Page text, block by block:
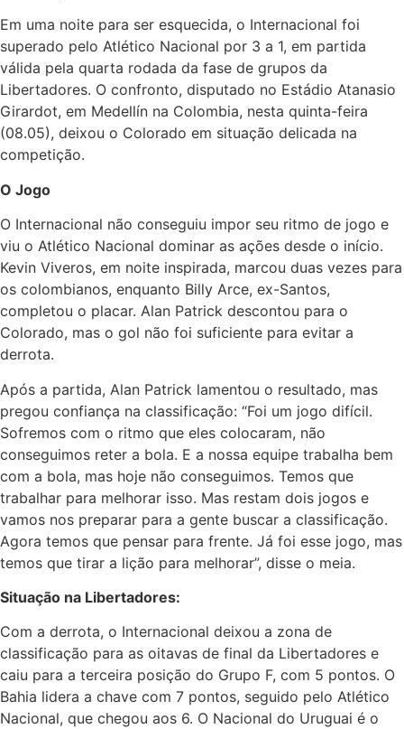
Em uma noite para ser esquecida, o Internacional foi
superado pelo Atlético Nacional por 3 a 1, em partida
válida pela quarta rodada da fase de grupos da
Libertadores. O confronto, disputado no Estádio Atanasio
Girardot, em Medellín na Colombia, nesta quinta-feira
(08.05), deixou o Colorado em situação delicada na
competição.
O Jogo
O Internacional não conseguiu impor seu ritmo de jogo e
viu o Atlético Nacional dominar as ações desde o início.
Kevin Viveros, em noite inspirada, marcou duas vezes para
os colombianos, enquanto Billy Arce, ex-Santos,
completou o placar. Alan Patrick descontou para o
Colorado, mas o gol não foi suficiente para evitar a
derrota.
Após a partida, Alan Patrick lamentou o resultado, mas
pregou confiança na classificação: “Foi um jogo difícil.
Sofremos com o ritmo que eles colocaram, não
conseguimos reter a bola. E a nossa equipe trabalha bem
com a bola, mas hoje não conseguimos. Temos que
trabalhar para melhorar isso. Mas restam dois jogos e
vamos nos preparar para a gente buscar a classificação.
Agora temos que pensar para frente. Já foi esse jogo, mas
temos que tirar a lição para melhorar”, disse o meia.
Situação na Libertadores:
Com a derrota, o Internacional deixou a zona de
classificação para as oitavas de final da Libertadores e
caiu para a terceira posição do Grupo F, com 5 pontos. O
Bahia lidera a chave com 7 pontos, seguido pelo Atlético
Nacional, que chegou aos 6. O Nacional do Uruguai é o